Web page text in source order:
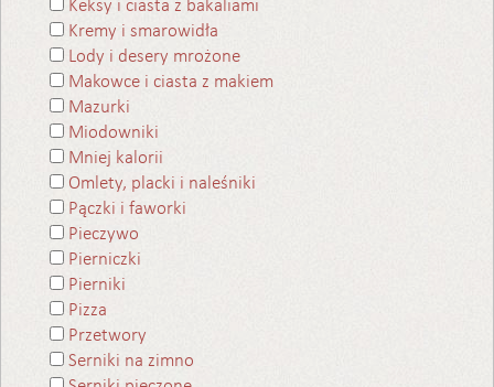
Keksy i ciasta z bakaliami
Kremy i smarowidła
Lody i desery mrożone
Makowce i ciasta z makiem
Mazurki
Miodowniki
Mniej kalorii
Omlety, placki i naleśniki
Pączki i faworki
Pieczywo
Pierniczki
Pierniki
Pizza
Przetwory
Serniki na zimno